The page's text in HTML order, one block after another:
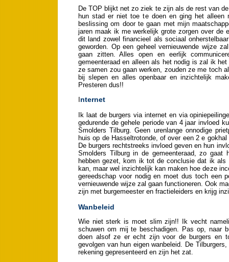
De TOP blijkt net zo ziek te zijn als de rest van
hun stad er niet toe te doen en ging het alleen
beslissing om door te gaan met mijn
jaren maak ik me werkelijk grote zorgen over de
dit land zowel financieel als sociaal
geworden. Op een geheel vernieuwende wijze
gaan zitten. Alles open en eerlijk
gemeenteraad en alleen als het nodig is zal ik
ze samen zou gaan werken, zouden ze me toch
bij slepen en alles openbaar en inzichtelijk
Presteren dus!!
nternet
Ik laat de burgers via internet en via
gedurende de gehele periode van 4 jaar invloed
Smolders Tilburg. Geen urenlange onnodige
huis op de Hasseltrotonde, of over een 2 e
De burgers rechtstreeks invloed geven en hun
Smolders Tilburg in de gemeenteraad, zo
hebben gezet, kom ik tot de conclusie dat ik
kan, maar wel inzichtelijk kan maken hoe deze
gereedschap voor nodig en moet dus toch een
vernieuwende wijze zal gaan functioneren. Ook
zijn met burgemeester en fractieleiders en krijg
Wanbeleid
Wie niet sterk is moet slim zijn!! Ik vecht
schuwen om mij te beschadigen. Pas op, naar
doen alsof ze er echt zijn voor de burgers en
gevolgen van hun eigen wanbeleid. De
rekening gepresenteerd en zijn het zat.